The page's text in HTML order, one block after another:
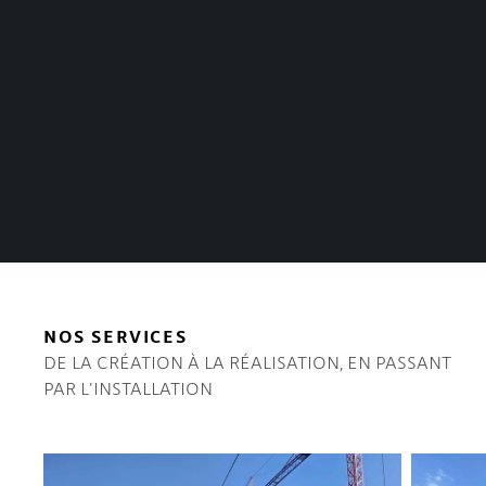
NOS SERVICES
DE LA CRÉATION À LA RÉALISATION, EN PASSANT
PAR L'INSTALLATION